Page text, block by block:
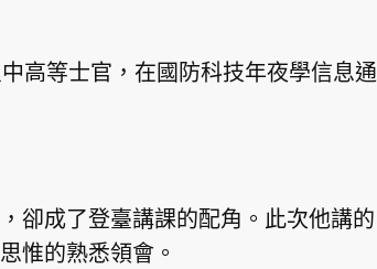
等士官，在國防科技年夜學信息通
成了登臺講課的配角。此次他講的
惟的熟悉領會。